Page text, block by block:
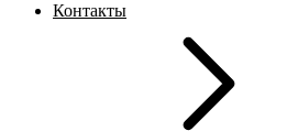
Контакты